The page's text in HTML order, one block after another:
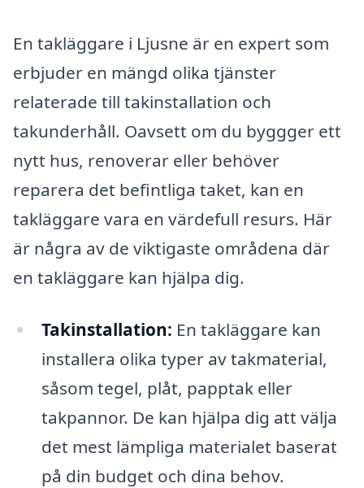
En takläggare i Ljusne är en expert som
erbjuder en mängd olika tjänster
relaterade till takinstallation och
takunderhåll. Oavsett om du byggger ett
nytt hus, renoverar eller behöver
reparera det befintliga taket, kan en
takläggare vara en värdefull resurs. Här
är några av de viktigaste områdena där
en takläggare kan hjälpa dig.
Takinstallation: En takläggare kan
installera olika typer av takmaterial,
såsom tegel, plåt, papptak eller
takpannor. De kan hjälpa dig att välja
det mest lämpliga materialet baserat
på din budget och dina behov.